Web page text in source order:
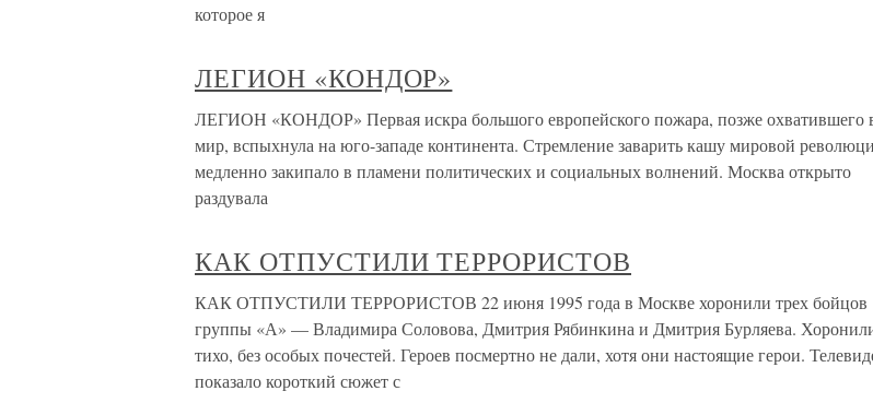
которое я
ЛЕГИОН «КОНДОР»
ЛЕГИОН «КОНДОР» Первая искра большого европейского пожара, позже охватившего
мир, вспыхнула на юго-западе континента. Стремление заварить кашу мировой
медленно закипало в пламени политических и социальных волнений. Москва открыто
раздувала
КАК ОТПУСТИЛИ ТЕРРОРИСТОВ
КАК ОТПУСТИЛИ ТЕРРОРИСТОВ 22 июня 1995 года в Москве хоронили трех бойцов
группы «А» — Владимира Соловова, Дмитрия Рябинкина и Дмитрия Бурляева.
тихо, без особых почестей. Героев посмертно не дали, хотя они настоящие герои.
показало короткий сюжет с